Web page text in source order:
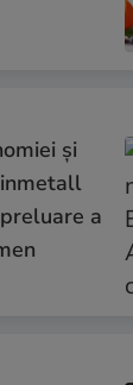
și
a